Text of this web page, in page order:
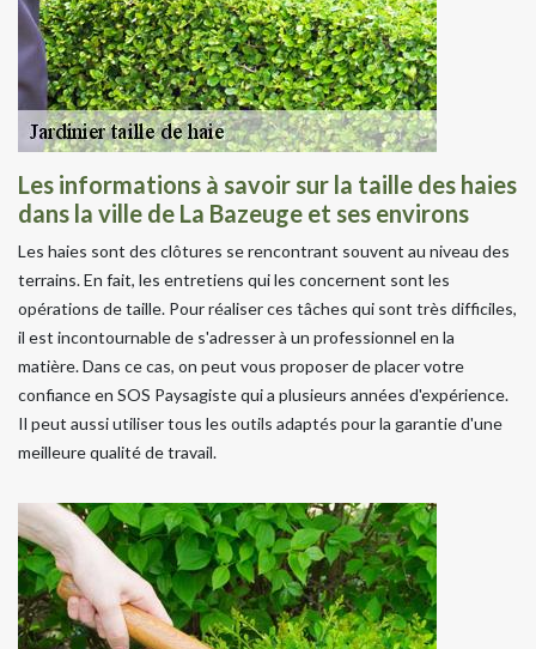
Les informations à savoir sur la taille des haies
dans la ville de La Bazeuge et ses environs
Les haies sont des clôtures se rencontrant souvent au niveau des
terrains. En fait, les entretiens qui les concernent sont les
opérations de taille. Pour réaliser ces tâches qui sont très difficiles,
il est incontournable de s'adresser à un professionnel en la
matière. Dans ce cas, on peut vous proposer de placer votre
confiance en SOS Paysagiste qui a plusieurs années d'expérience.
Il peut aussi utiliser tous les outils adaptés pour la garantie d'une
meilleure qualité de travail.